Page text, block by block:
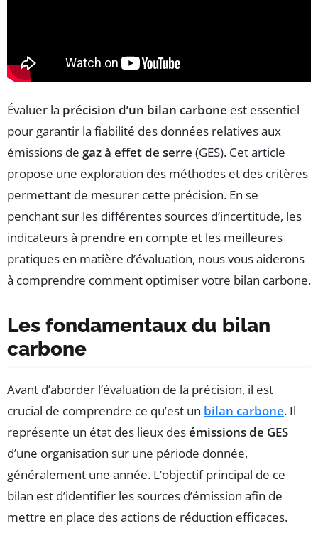
Évaluer la précision d’un bilan carbone est essentiel
pour garantir la fiabilité des données relatives aux
émissions de gaz à effet de serre (GES). Cet article
propose une exploration des méthodes et des critères
permettant de mesurer cette précision. En se
penchant sur les différentes sources d’incertitude, les
indicateurs à prendre en compte et les meilleures
pratiques en matière d’évaluation, nous vous aiderons
à comprendre comment optimiser votre bilan carbone.
Les fondamentaux du bilan
carbone
Avant d’aborder l’évaluation de la précision, il est
crucial de comprendre ce qu’est un bilan carbone. Il
représente un état des lieux desémissions de GES
d’une organisation sur une période donnée,
généralement une année. L’objectif principal de ce
bilan est d’identifier les sources d’émission afin de
mettre en place des actions de réduction efficaces.